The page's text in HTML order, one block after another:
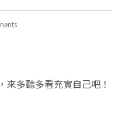
來多聽多看充實自己吧！